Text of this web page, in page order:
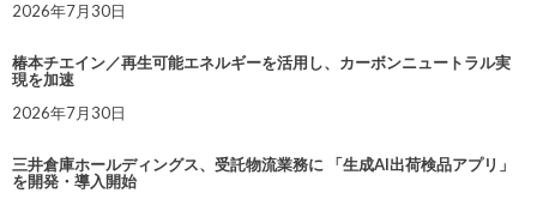
2026年7月30日
椿本チエイン／再生可能エネルギーを活用し、カーボンニュートラル実
現を加速
2026年7月30日
三井倉庫ホールディングス、受託物流業務に 「生成AI出荷検品アプリ」
を開発・導入開始